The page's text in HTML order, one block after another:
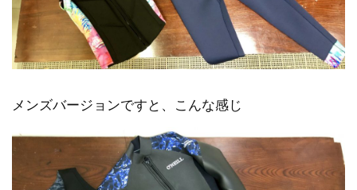
メンズバージョンですと、こんな感じ